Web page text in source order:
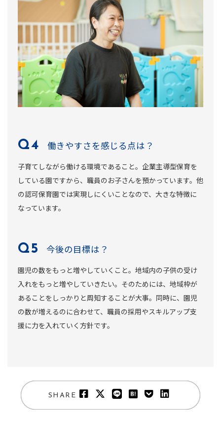
働きやすさを感じる点は？
子育てしながら働ける環境であること。企業主導型保育を
している園ですから、職員のお子さんを預かっています。他
の認可保育園では実現しにくいことなので、大きな特徴に
なっています。
今後の目標は？
園児の数をもっと増やしていくこと。地域内の子供の受け
入れをもっと増やしていきたい。そのためには、地域枠が
あることをしっかりと周知することが大事。同時に、園児
の数が増えるのに合わせて、職員の採用やスキルアップ支
援に力を入れていく方針です。
SHARE